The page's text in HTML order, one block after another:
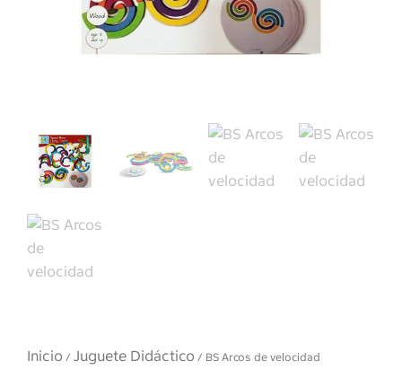
Inicio / Juguete Didáctico / BS Arcos de velocidad